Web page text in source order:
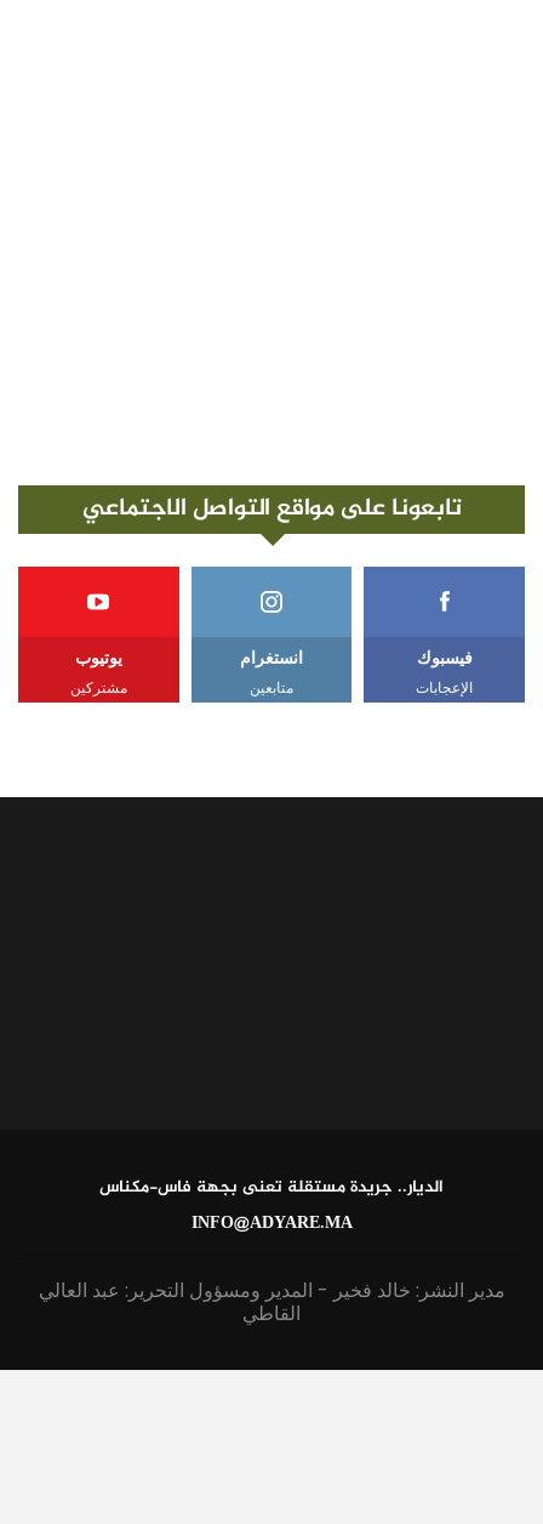
تابعونا على مواقع التواصل الاجتماعي
فيسبوك
الإعجابات
انستغرام
متابعين
يوتيوب
مشتركين
الديار.. جريدة مستقلة تعنى بجهة فاس-مكناس
INFO@ADYARE.MA
مدير النشر: خالد فخير - المدير ومسؤول التحرير: عبد العالي
القاطي